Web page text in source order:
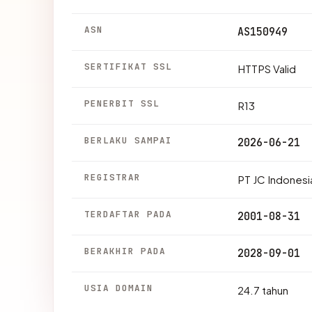
ASN AS150949
SERTIFIKAT SSL HTTPS Valid
PENERBIT SSL R13
BERLAKU SAMPAI 2026-06-21
REGISTRAR PT JC
TERDAFTAR PADA 2001-08-31
BERAKHIR PADA 2028-09-01
USIA DOMAIN 24.7 tahun